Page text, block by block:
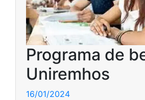
Programa de
Uniremhos
16/01/2024